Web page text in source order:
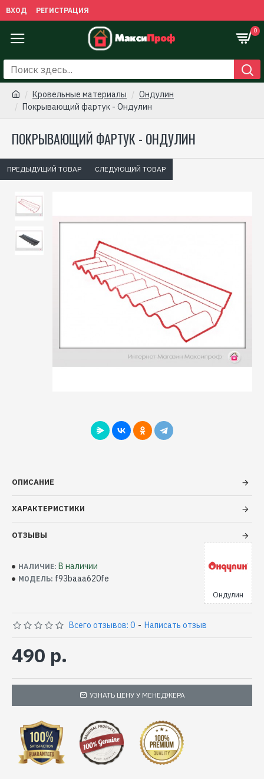
ВХОД РЕГИСТРАЦИЯ
0
Кровельные материалы
Ондулин
Покрывающий фартук - Ондулин
ПОКРЫВАЮЩИЙ ФАРТУК - ОНДУЛИН
ПРЕДЫДУЩИЙ ТОВАР СЛЕДУЮЩИЙ ТОВАР
ОПИСАНИЕ
ХАРАКТЕРИСТИКИ
ОТЗЫВЫ
НАЛИЧИЕ: В наличии
МОДЕЛЬ: f93baaa620fe
Ондулин
Всего отзывов: 0 - Написать отзыв
490 р.
УЗНАТЬ ЦЕНУ У МЕНЕДЖЕРА